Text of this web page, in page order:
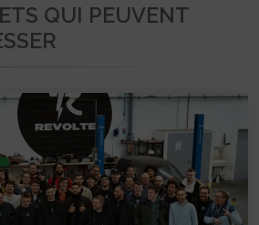
QUI PEUVENT